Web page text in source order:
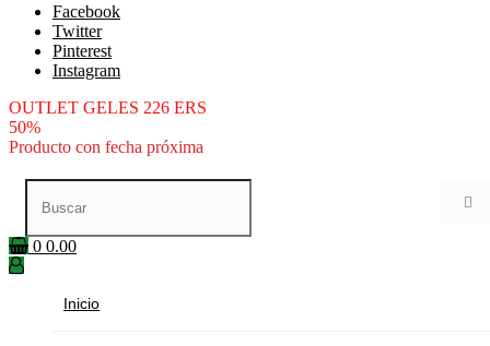
Facebook
Twitter
Pinterest
Instagram
OUTLET GELES 226 ERS
50%
Producto con fecha próxima

0 0.00
Inicio